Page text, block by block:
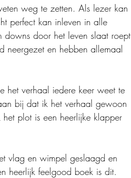
weg te zetten. Als lezer kan
perfect kan inleven in alle
door het leven slaat roept
neergezet en hebben allemaal
verhaal iedere keer weet te
bij dat ik het verhaal gewoon
plot is een heerlijke klapper
vlag en wimpel geslaagd en
heerlijk feelgood boek is dit.